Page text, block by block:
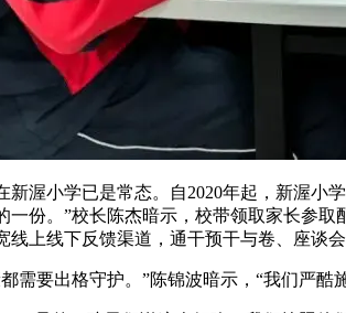
小学已是常态。自2020年起，新渥小学
一份。”校长陈杰暗示，校带领取家长参
线上线下反馈渠道，通干预干与卷、座谈
要出格守护。”陈锦波暗示，“我们严酷